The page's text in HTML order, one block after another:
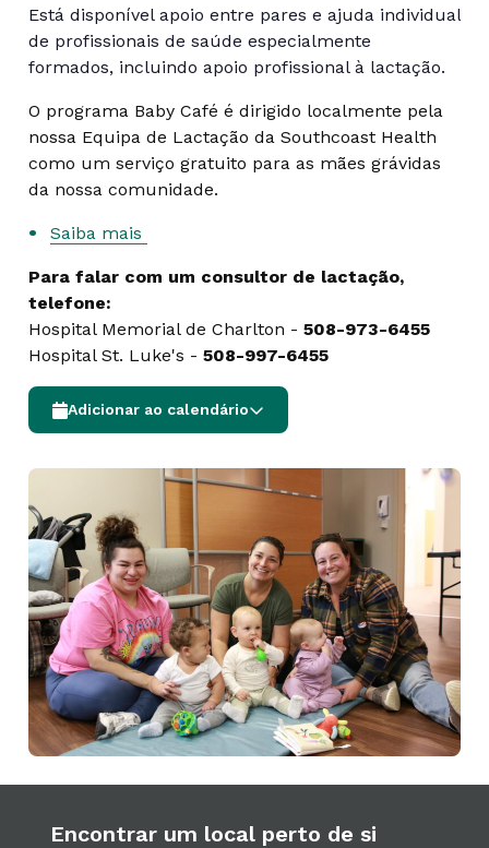
Está disponível apoio entre pares e ajuda individual
de profissionais de saúde especialmente
formados, incluindo apoio profissional à lactação.
O programa Baby Café é dirigido localmente pela
nossa Equipa de Lactação da Southcoast Health
como um serviço gratuito para as mães grávidas
da nossa comunidade.
Saiba mais
Para falar com um consultor de lactação,
telefone:
Hospital Memorial de Charlton - 508-973-6455
Hospital St. Luke's - 508-997-6455
Adicionar ao calendário
Encontrar um local perto de si